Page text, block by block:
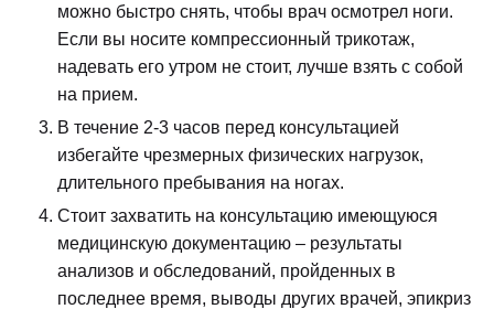
можно быстро снять, чтобы врач осмотрел ноги.
Если вы носите компрессионный трикотаж,
надевать его утром не стоит, лучше взять с собой
на прием.
В течение 2-3 часов перед консультацией
избегайте чрезмерных физических нагрузок,
длительного пребывания на ногах.
Стоит захватить на консультацию имеющуюся
медицинскую документацию – результаты
анализов и обследований, пройденных в
последнее время, выводы других врачей, эпикриз